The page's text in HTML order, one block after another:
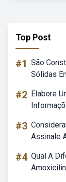
Top Post
#1 São
Sólidas
#2 Elabore
#3
Assinale
#4 Qual A